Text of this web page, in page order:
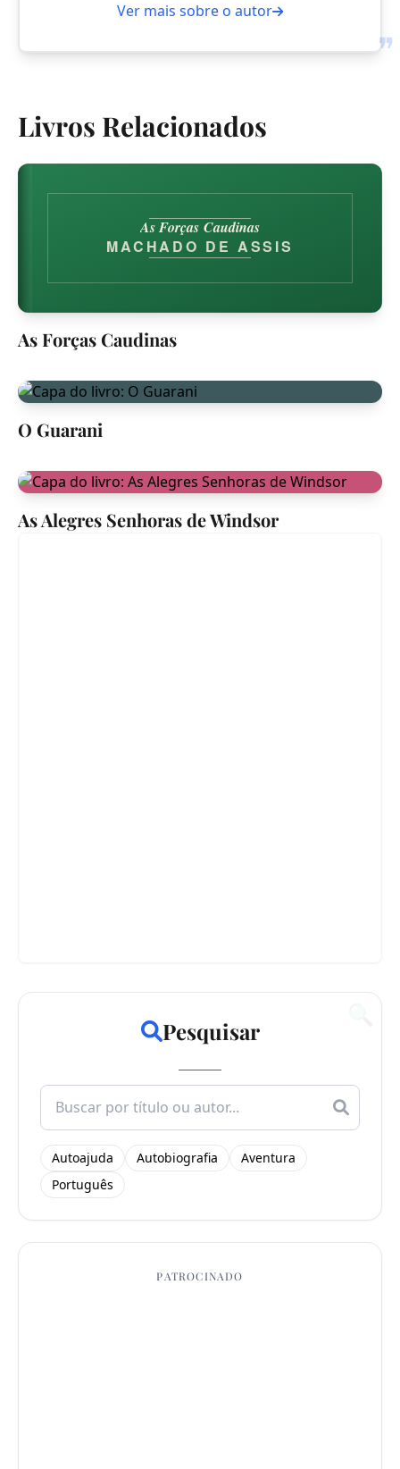
❞
Ver mais sobre o autor
Livros Relacionados
As Forças Caudinas
MACHADO DE ASSIS
As Forças Caudinas
O Guarani
As Alegres Senhoras de Windsor
Pesquisar
Search
for:
Autoajuda Autobiografia
Aventura
Português
PATROCINADO